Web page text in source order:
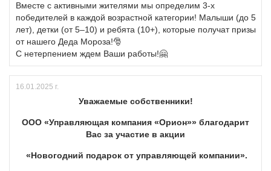
Вместе с активными жителями мы определим 3-х
победителей в каждой возрастной категории! Малыши (до 5
лет), детки (от 5–10) и ребята (10+), которые получат призы
от нашего Деда Мороза!🎅
С нетерпением ждем Ваши работы!🤗
16.01.2025 г.
Уважаемые собственники!
ООО «Управляющая компания «Орион»» благодарит
Вас за участие в акции
«Новогодний подарок от управляющей компании».